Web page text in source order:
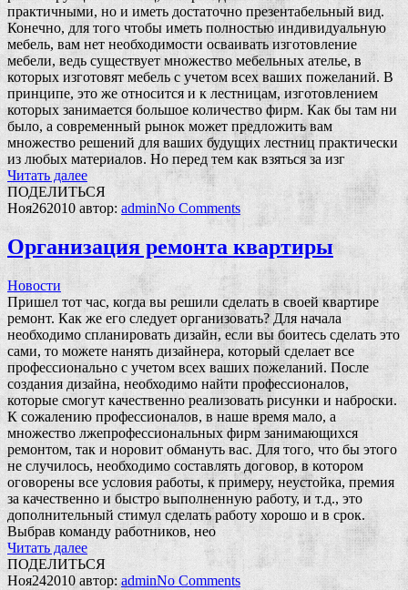
практичными, но и иметь достаточно презентабельный вид.
Конечно, для того чтобы иметь полностью индивидуальную
мебель, вам нет необходимости осваивать изготовление
мебели, ведь существует множество мебельных ателье, в
которых изготовят мебель с учетом всех ваших пожеланий. В
принципе, это же относится и к лестницам, изготовлением
которых занимается большое количество фирм. Как бы там ни
было, а современный рынок может предложить вам
множество решений для ваших будущих лестниц практически
из любых материалов. Но перед тем как взяться за изг
Читать далее
ПОДЕЛИТЬСЯ
Ноя262010 автор: adminNoComments
Организация ремонта квартиры
Новости
Пришел тот час, когда вы решили сделать в своей квартире
ремонт. Как же его следует организовать? Для начала
необходимо спланировать дизайн, если вы боитесь сделать это
сами, то можете нанять дизайнера, который сделает все
профессионально с учетом всех ваших пожеланий. После
создания дизайна, необходимо найти профессионалов,
которые смогут качественно реализовать рисунки и наброски.
К сожалению профессионалов, в наше время мало, а
множество лжепрофессиональных фирм занимающихся
ремонтом, так и норовит обмануть вас. Для того, что бы этого
не случилось, необходимо составлять договор, в котором
оговорены все условия работы, к примеру, неустойка, премия
за качественно и быстро выполненную работу, и т.д., это
дополнительный стимул сделать работу хорошо и в срок.
Выбрав команду работников, нео
Читать далее
ПОДЕЛИТЬСЯ
Ноя242010 автор: adminNo Comments